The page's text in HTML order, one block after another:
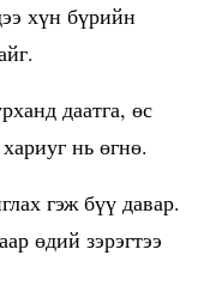
хүн бүрийн
даатга, өс
нь өгнө.
гэж бүү давар.
өдий зэрэгтээ